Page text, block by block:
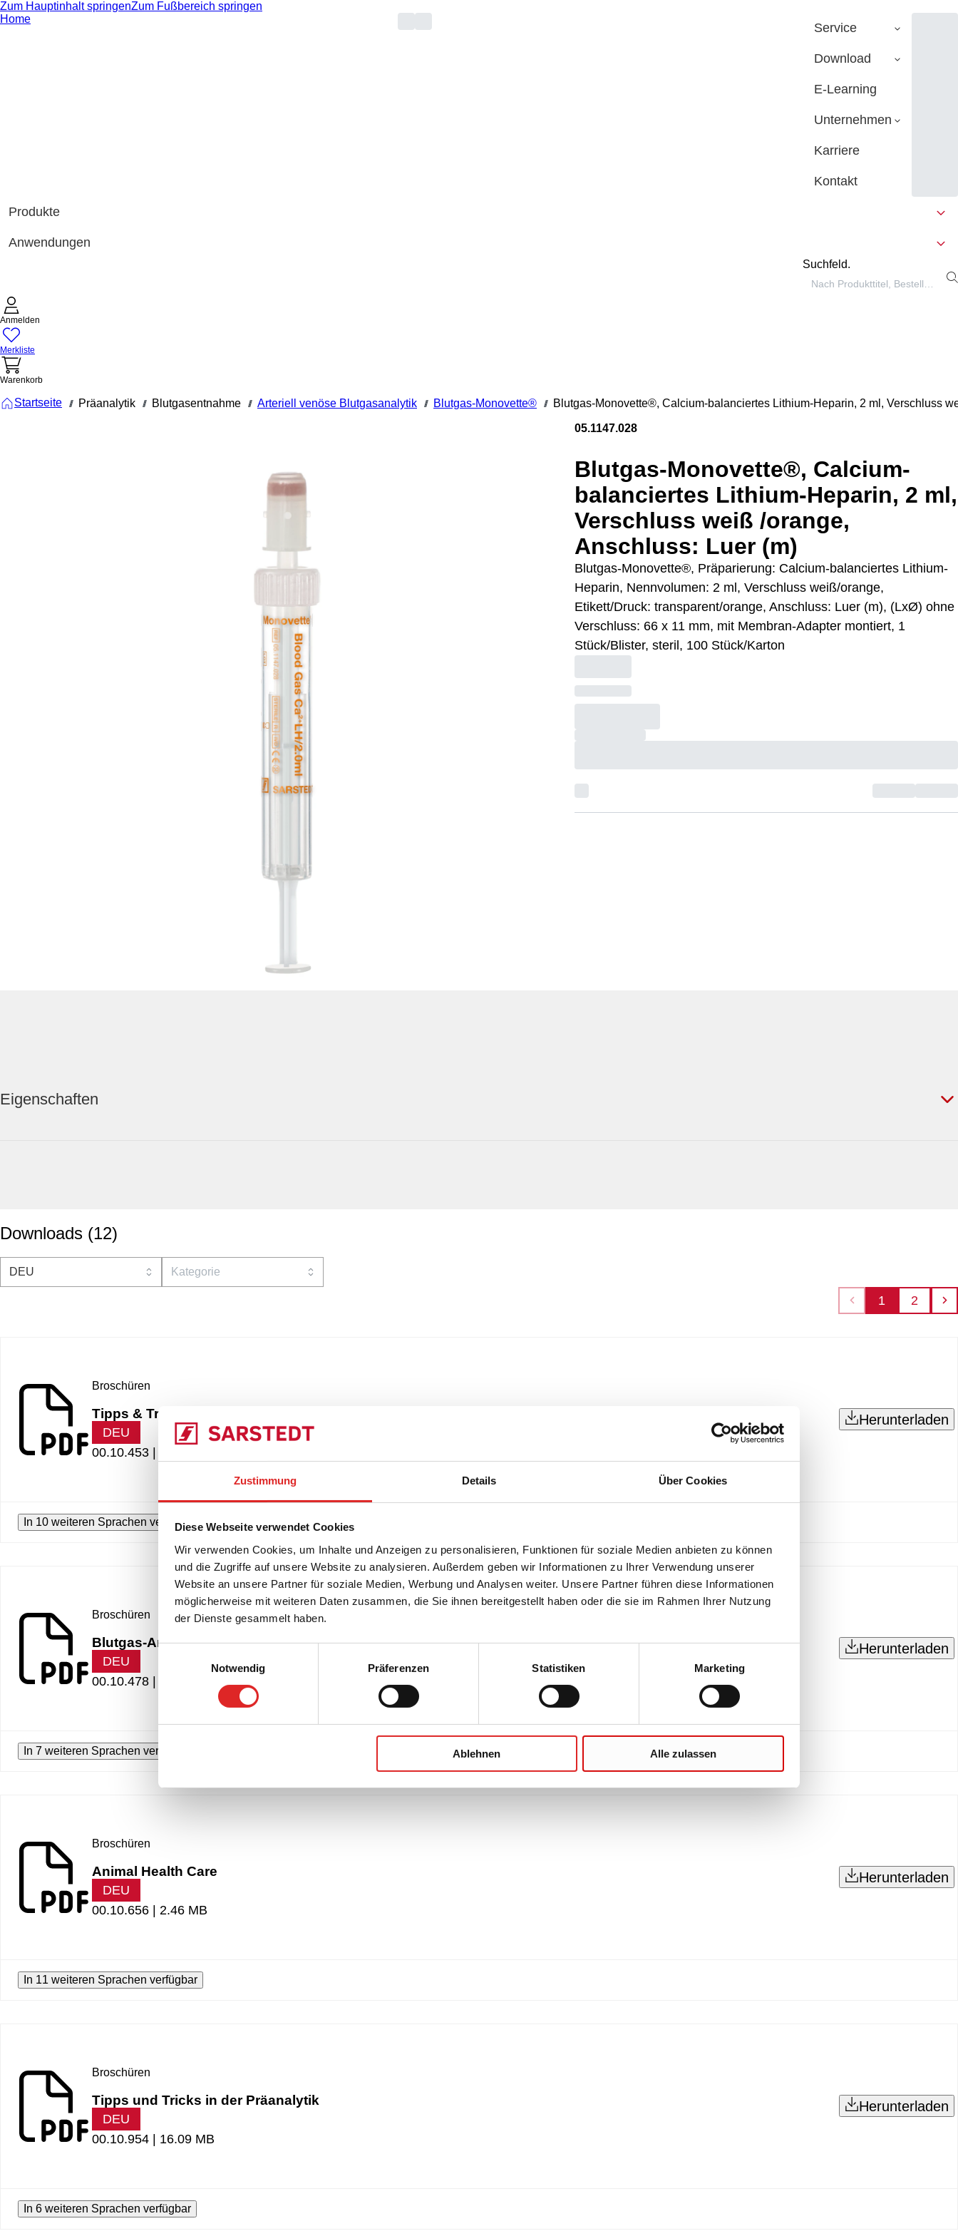
Zustimmung Details Über Cookies
Diese Webseite verwendet Cookies
Wir verwenden Cookies, um Inhalte und Anzeigen zu personalisieren, Funktionen für soziale Medien anbieten zu können
und die Zugriffe auf unsere Website zu analysieren. Außerdem geben wir Informationen zu Ihrer Verwendung unserer
Website an unsere Partner für soziale Medien, Werbung und Analysen weiter. Unsere Partner führen diese Informationen
möglicherweise mit weiteren Daten zusammen, die Sie ihnen bereitgestellt haben oder die sie im Rahmen Ihrer Nutzung
der Dienste gesammelt haben.
Einwilligungsauswahl
Notwendig
Präferenzen Statistiken Marketing
Ablehnen Alle zulassen
Zum Hauptinhalt springenZum Fußbereich springen
Home
Service
Download
E-Learning
Unternehmen
Karriere
Kontakt
Produkte
Anwendungen
Suchfeld.
Anmelden
Merkliste
Warenkorb
Startseite /// Präanalytik /// Blutgasentnahme /// Arteriell venöse Blutgasanalytik /// Blutgas-Monovette® /// Blutgas-Monovette®, Calcium-balanciertes Lithium-Heparin, 2 ml, Verschluss
05.1147.028
Blutgas-Monovette®, Calcium-
balanciertes Lithium-Heparin, 2 ml,
Verschluss weiß /orange,
Anschluss: Luer (m)
Blutgas-Monovette®, Präparierung: Calcium-balanciertes Lithium-
Heparin, Nennvolumen: 2 ml, Verschluss weiß/orange,
Etikett/Druck: transparent/orange, Anschluss: Luer (m), (LxØ) ohne
Verschluss: 66 x 11 mm, mit Membran-Adapter montiert, 1
Stück/Blister, steril, 100 Stück/Karton
Eigenschaften
Downloads (12)
1 2
Broschüren
Tipps & Tricks in der Präanalytik
DEU
00.10.453 |
Herunterladen
In 10 weiteren Sprachen verfügbar
Broschüren
Blutgas-Analytik
DEU
00.10.478 |
Herunterladen
In 7 weiteren Sprachen verfügbar
Broschüren
Animal Health Care
DEU
00.10.656 |2.46 MB
Herunterladen
In 11 weiteren Sprachen verfügbar
Broschüren
Tipps und Tricks in der Präanalytik
DEU
00.10.954 | 16.09 MB
Herunterladen
In 6 weiteren Sprachen verfügbar